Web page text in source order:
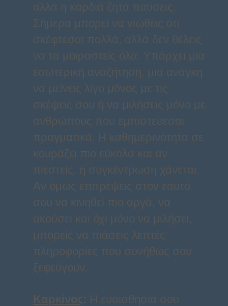
αλλά η καρδιά ζητά παύσεις.
Σήμερα μπορεί να νιώθεις ότι
σκέφτεσαι πολλά, αλλά δεν θέλεις
να τα μοιραστείς όλα. Υπάρχει μια
εσωτερική αναζήτηση, μια ανάγκη
να μείνεις λίγο μόνος με τις
σκέψεις σου ή να μιλήσεις μόνο με
ανθρώπους που εμπιστεύεσαι
πραγματικά. Η καθημερινότητα σε
κουράζει πιο εύκολα και αν
πιεστείς, η συγκέντρωση χάνεται.
Αν όμως επιτρέψεις στον εαυτό
σου να κινηθεί πιο αργά, να
ακούσει και όχι μόνο να μιλήσει,
μπορείς να πιάσεις λεπτές
πληροφορίες που συνήθως σου
ξεφεύγουν.
Καρκίνος: Η ευαισθησία σου